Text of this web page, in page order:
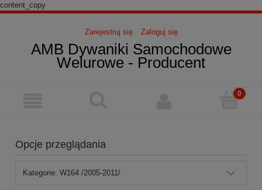
content_copy
Zarejestruj się Zaloguj się
AMB Dywaniki Samochodowe
Welurowe - Producent
Opcje przeglądania
Kategorie: W164 /2005-2011/